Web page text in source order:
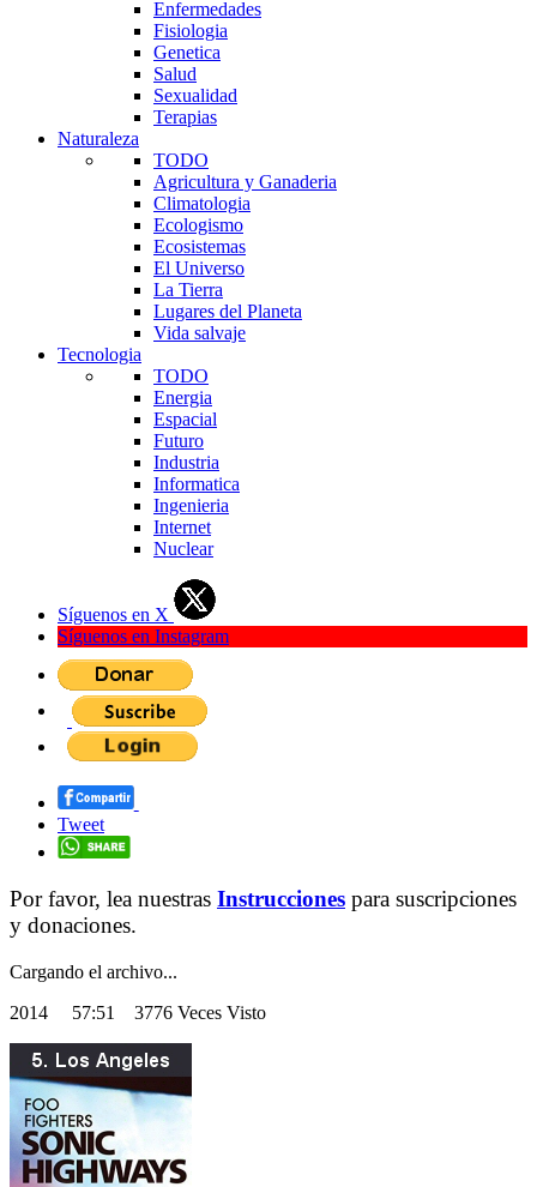
Enfermedades
Fisiologia
Genetica
Salud
Sexualidad
Terapias
Naturaleza
TODO
Agricultura y Ganaderia
Climatologia
Ecologismo
Ecosistemas
El Universo
La Tierra
Lugares del Planeta
Vida salvaje
Tecnologia
TODO
Energia
Espacial
Futuro
Industria
Informatica
Ingenieria
Internet
Nuclear
Síguenos en X
Síguenos en Instagram
Tweet
Por favor, lea nuestras Instrucciones para suscripciones
y donaciones.
Cargando el archivo...
2014 57:51 3776 Veces Visto